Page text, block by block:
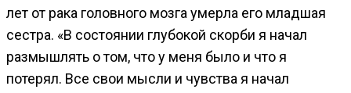
лет от рака головного мозга умерла его младшая
сестра. «В состоянии глубокой скорби я начал
размышлять о том, что у меня было и что я
потерял. Все свои мысли и чувства я начал